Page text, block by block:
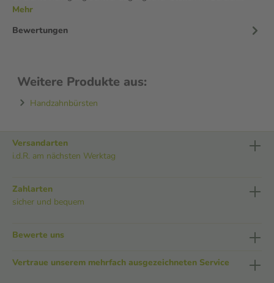
Mehr
Bewertungen
Weitere Produkte aus:
Handzahnbürsten
Versandarten
i.d.R. am nächsten Werktag
Zahlarten
sicher und bequem
Bewerte uns
Vertraue unserem mehrfach ausgezeichneten Service